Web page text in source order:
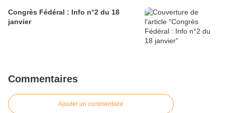
Congrès Fédéral : Info n°2 du 18
janvier
Commentaires
Ajouter un commentaire